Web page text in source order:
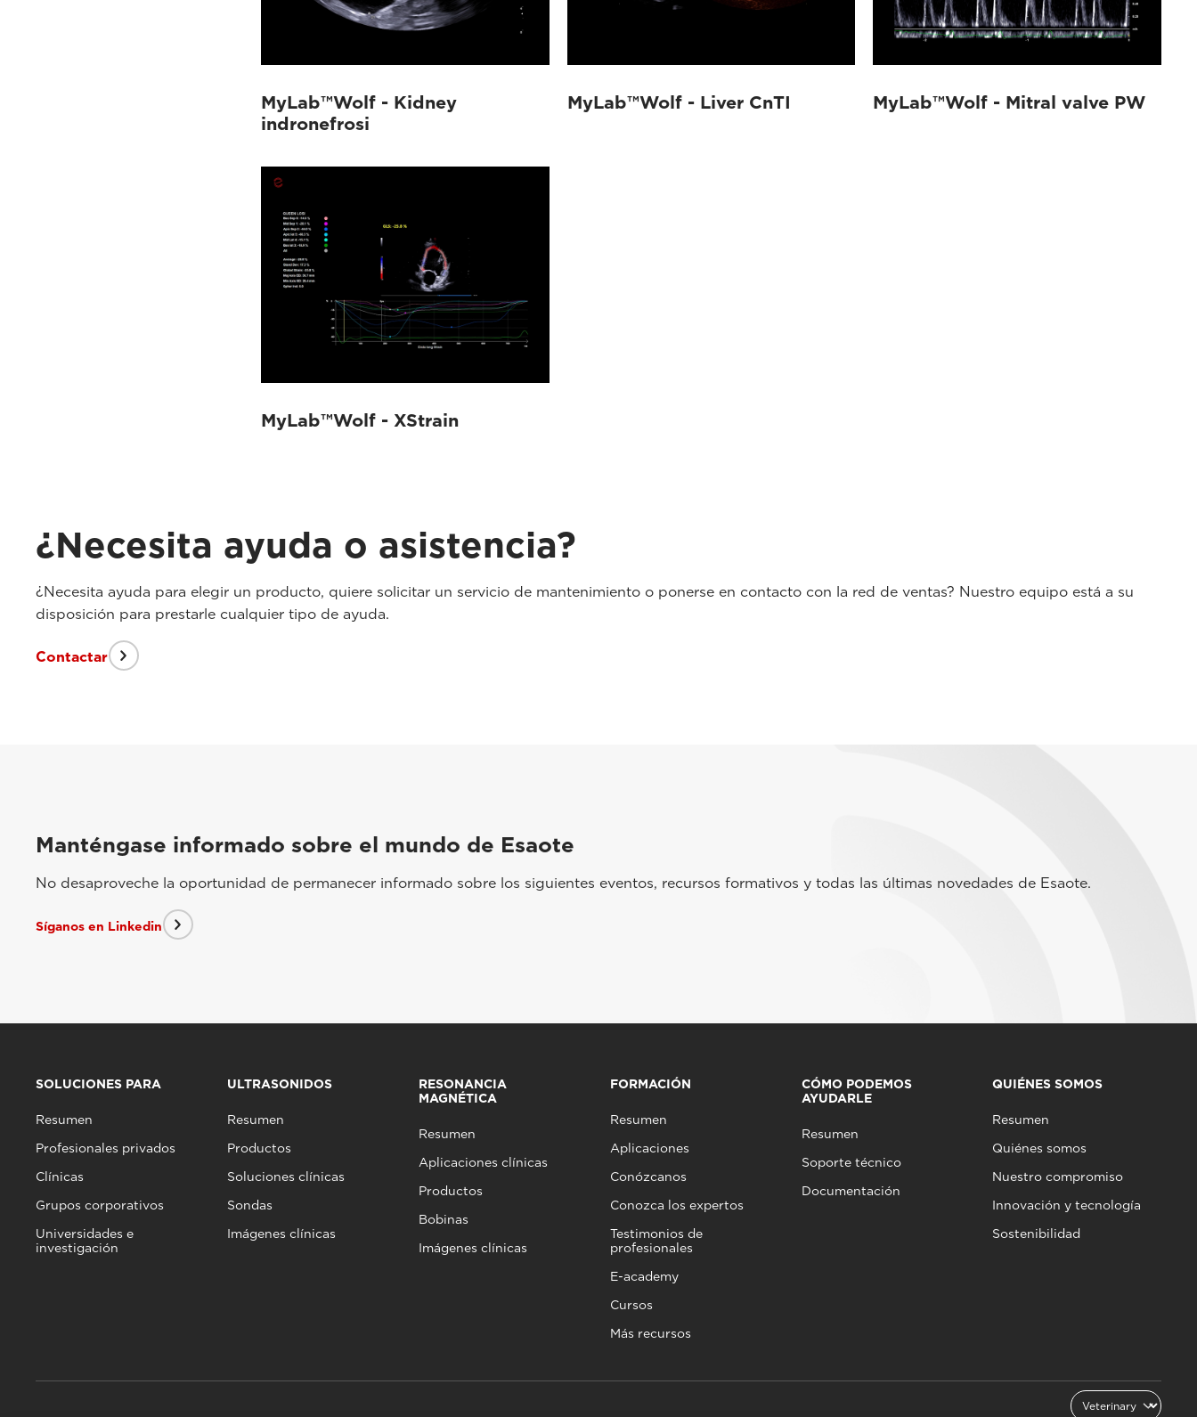
MyLab™Wolf - Kidney
indronefrosi
MyLab™Wolf - Liver CnTI MyLab™Wolf - Mitral valve PW
MyLab™Wolf - XStrain
¿Necesita ayuda o asistencia?
¿Necesita ayuda para elegir un producto, quiere solicitar un servicio de mantenimiento o ponerse en contacto con la red de ventas? Nuestro equipo está a su
disposición para prestarle cualquier tipo de ayuda.
Contactar
Manténgase informado sobre el mundo de Esaote
No desaproveche la oportunidad de permanecer informado sobre los siguientes eventos, recursos formativos y todas las últimas novedades de Esaote.
Síganos en Linkedin
SOLUCIONES PARA
Resumen
Profesionales privados
Clínicas
Grupos corporativos
Universidades e
investigación
ULTRASONIDOS
Resumen
Productos
Soluciones clínicas
Sondas
Imágenes clínicas
RESONANCIA
MAGNÉTICA
Resumen
Aplicaciones clínicas
Productos
Bobinas
Imágenes clínicas
FORMACIÓN
Resumen
Aplicaciones
Conózcanos
Conozca los expertos
Testimonios de
profesionales
E-academy
Cursos
Más recursos
CÓMO PODEMOS
AYUDARLE
Resumen
Soporte técnico
Documentación
QUIÉNES SOMOS
Resumen
Quiénes somos
Nuestro compromiso
Innovación y tecnología
Sostenibilidad